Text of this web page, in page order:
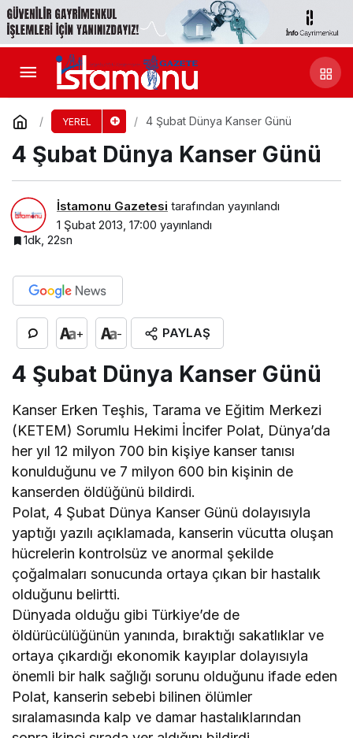
YEREL 4 Şubat Dünya Kanser Günü
4 Şubat Dünya Kanser Günü
İstamonu Gazetesi tarafından yayınlandı
1 Şubat 2013, 17:00 yayınlandı
1dk, 22sn
+ - PAYLAŞ
4 Şubat Dünya Kanser Günü
Kanser Erken Teşhis, Tarama ve Eğitim Merkezi
(KETEM) Sorumlu Hekimi İncifer Polat, Dünya’da
her yıl 12 milyon 700 bin kişiye kanser tanısı
konulduğunu ve 7 milyon 600 bin kişinin de
kanserden öldüğünü bildirdi.
Polat, 4 Şubat Dünya Kanser Günü dolayısıyla
yaptığı yazılı açıklamada, kanserin vücutta oluşan
hücrelerin kontrolsüz ve anormal şekilde
çoğalmaları sonucunda ortaya çıkan bir hastalık
olduğunu belirtti.
Dünyada olduğu gibi Türkiye’de de
öldürücülüğünün yanında, bıraktığı sakatlıklar ve
ortaya çıkardığı ekonomik kayıplar dolayısıyla
önemli bir halk sağlığı sorunu olduğunu ifade eden
Polat, kanserin sebebi bilinen ölümler
sıralamasında kalp ve damar hastalıklarından